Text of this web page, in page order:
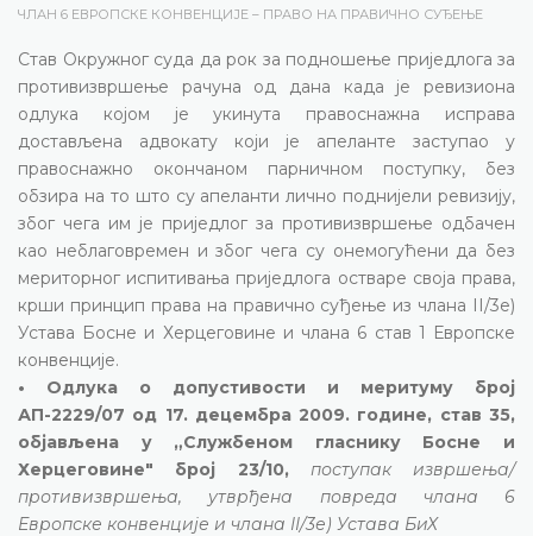
ЧЛАН 6 ЕВРОПСКЕ КОНВЕНЦИЈЕ – ПРАВО НА ПРАВИЧНО СУЂЕЊЕ
Став Окружног суда да рок за подношење приједлога за
противизвршење рачуна од дана када је ревизиона
одлука којом је укинута правоснажна исправа
достављена адвокату који је апеланте заступао у
правоснажно окончаном парничном поступку, без
обзира на то што су апеланти лично поднијели ревизију,
због чега им је приједлог за противизвршење одбачен
као неблаговремен и због чега су онемогућени да без
мериторног испитивања приједлога остваре своја права,
крши принцип права на правично суђење из члана II/3е)
Устава Босне и Херцеговине и члана 6 став 1 Европске
конвенције.
• Одлука о допустивости и меритуму број
АП-2229/07 од 17. децембра 2009. године, став 35,
објављена у „Службеном гласнику Босне и
Херцеговине" број 23/10, поступак извршења/
противизвршења, утврђена повреда члана 6
Европске конвенције и члана II/3е) Устава БиХ